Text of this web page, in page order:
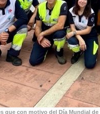
que con motivo del Día Mundial